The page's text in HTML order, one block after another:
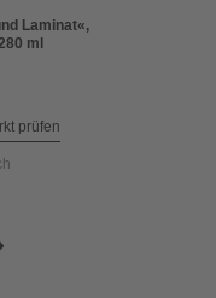
Laminat«,
ml
prüfen